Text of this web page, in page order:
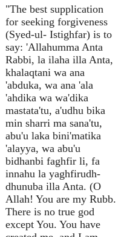
"The best supplication
for seeking forgiveness
(Syed-ul- Istighfar) is to
say: 'Allahumma Anta
Rabbi, la ilaha illa Anta,
khalaqtani wa ana
'abduka, wa ana 'ala
'ahdika wa wa'dika
mastata'tu, a'udhu bika
min sharri ma sana'tu,
abu'u laka bini'matika
'alayya, wa abu'u
bidhanbi faghfir li, fa
innahu la yaghfirudh-
dhunuba illa Anta. (O
Allah! You are my Rubb.
There is no true god
except You. You have